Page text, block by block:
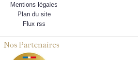
Mentions légales
Plan du site
Flux rss
Nos Partenaires